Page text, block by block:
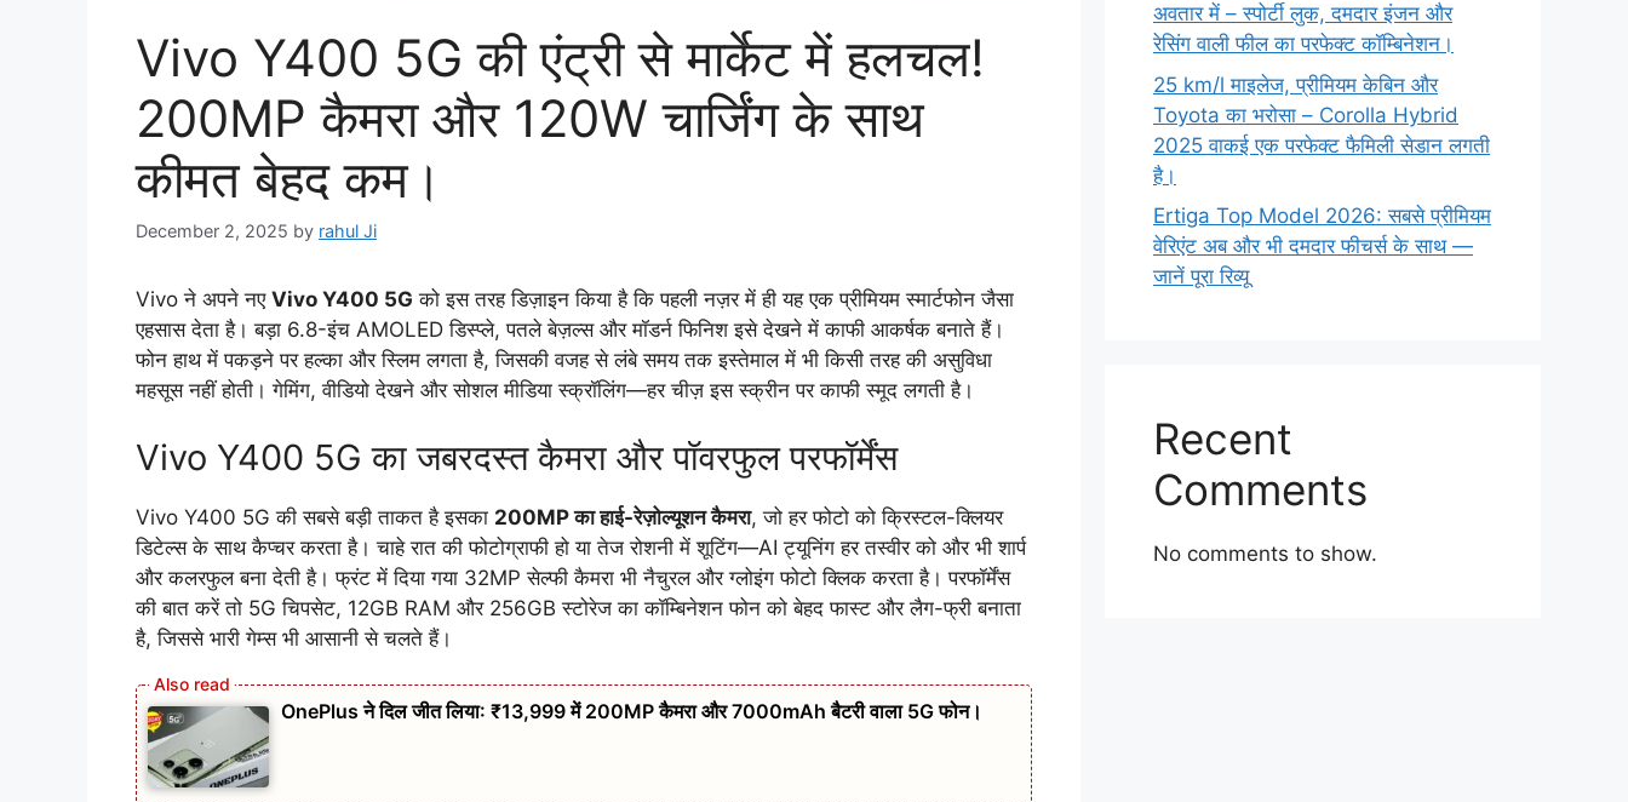
Vivo Y400 5G की एंट्री से मार्केट में हलचल!
200MP कैमरा और 120W चार्जिंग के साथ
कीमत बेहद कम।
December 2, 2025 by rahul Ji
Vivo ने अपने नए Vivo Y400 5G को इस तरह डिज़ाइन किया है कि पहली नज़र में ही यह एक प्रीमियम स्मार्टफोन जैसा
एहसास देता है। बड़ा 6.8-इंच AMOLED डिस्प्ले, पतले बेज़ल्स और मॉडर्न फिनिश इसे देखने में काफी आकर्षक बनाते हैं।
फोन हाथ में पकड़ने पर हल्का और स्लिम लगता है, जिसकी वजह से लंबे समय तक इस्तेमाल में भी किसी तरह की असुविधा
महसूस नहीं होती। गेमिंग, वीडियो देखने और सोशल मीडिया स्क्रॉलिंग—हर चीज़ इस स्क्रीन पर काफी स्मूद लगती है।
Vivo Y400 5G का जबरदस्त कैमरा और पॉवरफुल परफॉर्मेंस
Vivo Y400 5G की सबसे बड़ी ताकत है इसका 200MP का हाई-रेज़ोल्यूशन कैमरा, जो हर फोटो को क्रिस्टल-क्लियर
डिटेल्स के साथ कैप्चर करता है। चाहे रात की फोटोग्राफी हो या तेज रोशनी में शूटिंग—AI ट्यूनिंग हर तस्वीर को और भी शार्प
और कलरफुल बना देती है। फ्रंट में दिया गया 32MP सेल्फी कैमरा भी नैचुरल और ग्लोइंग फोटो क्लिक करता है। परफॉर्मेंस
की बात करें तो 5G चिपसेट, 12GB RAM और 256GB स्टोरेज का कॉम्बिनेशन फोन को बेहद फास्ट और लैग-फ्री बनाता
है, जिससे भारी गेम्स भी आसानी से चलते हैं।
OnePlus ने दिल जीत लिया: ₹13,999 में 200MP कैमरा और 7000mAh बैटरी वाला 5G फोन।
अवतार में – स्पोर्टी लुक, दमदार इंजन और
रेसिंग वाली फील का परफेक्ट कॉम्बिनेशन।
25 km/l माइलेज, प्रीमियम केबिन और
Toyota का भरोसा – Corolla Hybrid
2025 वाकई एक परफेक्ट फैमिली सेडान लगती
है।
Ertiga Top Model 2026: सबसे प्रीमियम
वेरिएंट अब और भी दमदार फीचर्स के साथ —
जानें पूरा रिव्यू
Recent
Comments
No comments to show.